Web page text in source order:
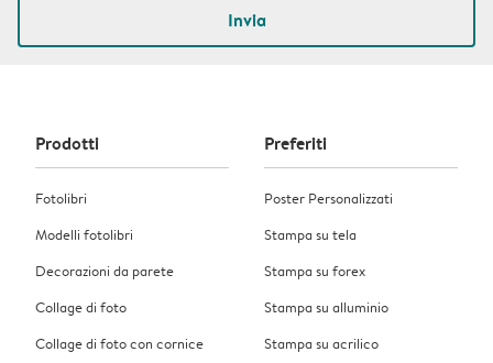
Invia
Prodotti
Fotolibri
Modelli fotolibri
Decorazioni da parete
Collage di foto
Collage di foto con cornice
Preferiti
Poster Personalizzati
Stampa su tela
Stampa su forex
Stampa su alluminio
Stampa su acrilico